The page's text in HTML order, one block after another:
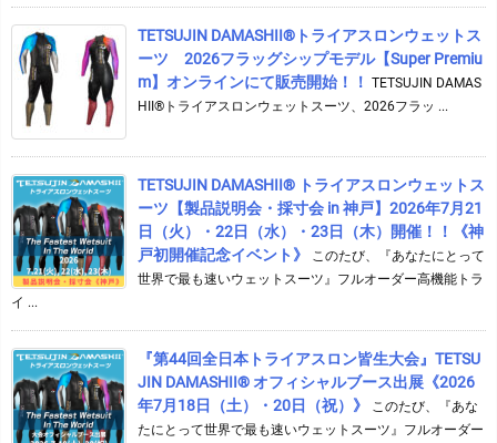
TETSUJIN DAMASHII®︎トライアスロンウェットス
ーツ 2026フラッグシップモデル【Super Premiu
m】オンラインにて販売開始！！ TETSUJIN DAMAS
HII®トライアスロンウェットスーツ、2026フラッ ...
TETSUJIN DAMASHII® トライアスロンウェットス
ーツ【製品説明会・採寸会 in 神戸】2026年7月21
日（火）・22日（水）・23日（木）開催！！《神
戸初開催記念イベント》
このたび、『あなたにとって
世界で最も速いウェットスーツ』フルオーダー高機能トラ
イ ...
『第44回全日本トライアスロン皆生大会』TETSU
JIN DAMASHII® オフィシャルブース出展《2026
年7月18日（土）・20日（祝）》
このたび、『あな
たにとって世界で最も速いウェットスーツ』フルオーダー